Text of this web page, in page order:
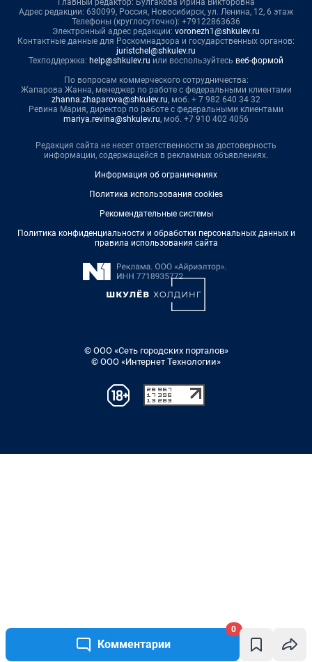
Комментарии
0
Главный редактор: Булгакова Ирина Викторовна
Адрес редакции: 630099, Россия, Новосибирск, ул. Ленина, 12, 6 этаж
Телефоны (круглосуточно): +79122863636
Электронный адрес редакции: voronezh1@shkulev.ru
Контактные данные для Роскомнадзора и государственных органов:
juristchel@shkulev.ru
Техподдержка: help@shkulev.ru или воспользуйтесь веб-формой
По вопросам коммерческого сотрудничества:
Жапарова Жанна, менеджер по работе с федеральными клиентами
zhanna.zhaparova@shkulev.ru, моб. + 7 982 640 34 32
Ревина Мария, директор по работе с федеральными клиентами
mariya.revina@shkulev.ru, моб. +7 910 402 4056
Редакция сайта не несет ответственности за достоверность
информации, содержащейся в рекламных объявлениях.
Информация об ограничениях
Политика использования cookies
Рекомендательные системы
Политика конфиденциальности и обработки персональных данных и
правила использования сайта
© ООО «Сеть городских порталов»
© ООО «Интернет Технологии»